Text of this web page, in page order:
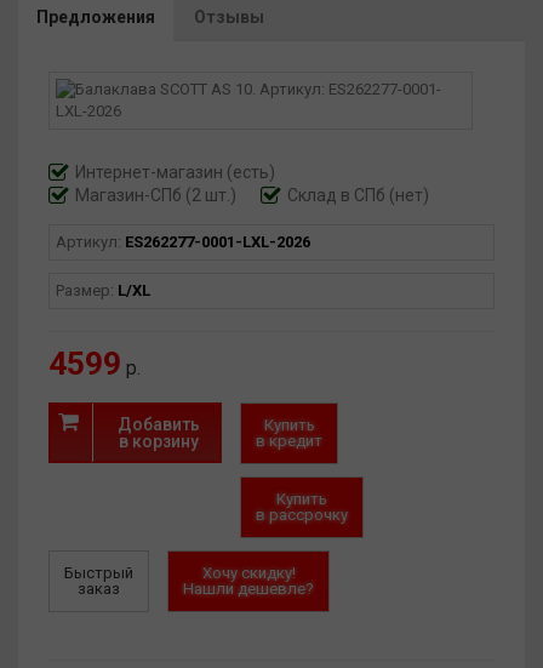
Особенности:
Материал - основной: 84% полиамид, 16% эластан, вставка:
Предложения Отзывы
Интернет-магазин (есть)
Магазин-СПб (2 шт.)
Склад в СПб (нет)
Артикул: ES262277-0001-LXL-2026
Размер: L/XL
4599 р.
Добавить
в корзину
Купить
в кредит
Купить
в рассрочку
Быстрый
заказ
Хочу скидку!
Нашли дешевле?